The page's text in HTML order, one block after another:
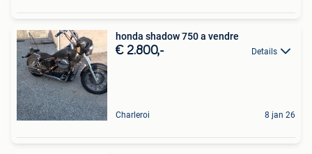
honda shadow 750 a vendre
€ 2.800,- Details
Charleroi 8 jan 26